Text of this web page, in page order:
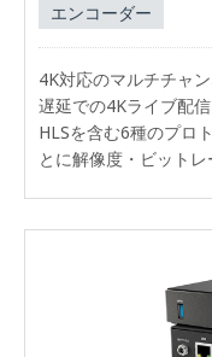
エンコーダー
4K対応のマルチチャ
遅延での4Kライブ配
HLSを含む6種のプロ
とに解像度・ビットレ